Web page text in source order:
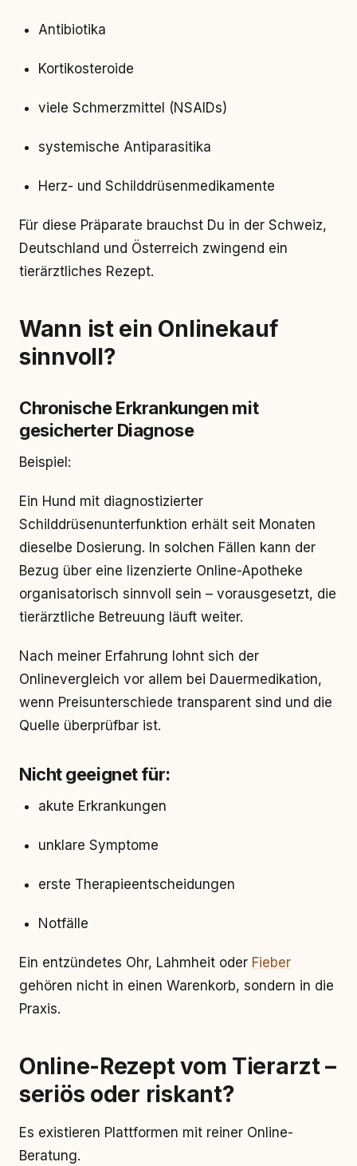
Antibiotika
Kortikosteroide
viele Schmerzmittel (NSAIDs)
systemische Antiparasitika
Herz- und Schilddrüsenmedikamente
Für diese Präparate brauchst Du in der Schweiz,
Deutschland und Österreich zwingend ein
tierärztliches Rezept.
Wann ist ein Onlinekauf
sinnvoll?
Chronische Erkrankungen mit
gesicherter Diagnose
Beispiel:
Ein Hund mit diagnostizierter
Schilddrüsenunterfunktion erhält seit Monaten
dieselbe Dosierung. In solchen Fällen kann der
Bezug über eine lizenzierte Online-Apotheke
organisatorisch sinnvoll sein – vorausgesetzt, die
tierärztliche Betreuung läuft weiter.
Nach meiner Erfahrung lohnt sich der
Onlinevergleich vor allem bei Dauermedikation,
wenn Preisunterschiede transparent sind und die
Quelle überprüfbar ist.
Nicht geeignet für:
akute Erkrankungen
unklare Symptome
erste Therapieentscheidungen
Notfälle
Ein entzündetes Ohr, Lahmheit oder Fieber
gehören nicht in einen Warenkorb, sondern in die
Praxis.
Online-Rezept vom Tierarzt –
seriös oder riskant?
Es existieren Plattformen mit reiner Online-
Beratung.